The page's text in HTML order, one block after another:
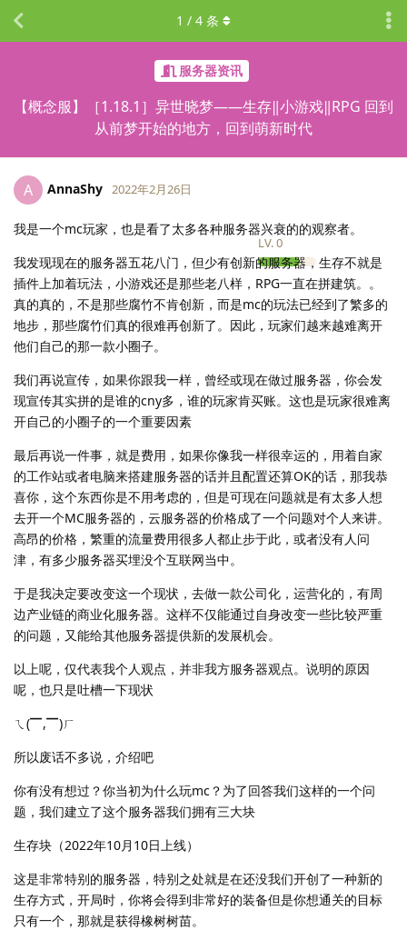
服务器资讯
【概念服】［1.18.1］异世晓梦——生存‖小游戏‖RPG 回到
从前梦开始的地方，回到萌新时代
1 / 4 条
A AnnaShy
LV.0
2022年2月26日
我是一个mc玩家，也是看了太多各种服务器兴衰的的观察者。
我发现现在的服务器五花八门，但少有创新的服务器，生存不就是
插件上加着玩法，小游戏还是那些老八样，RPG一直在拼建筑。。
真的真的，不是那些腐竹不肯创新，而是mc的玩法已经到了繁多的
地步，那些腐竹们真的很难再创新了。因此，玩家们越来越难离开
他们自己的那一款小圈子。
我们再说宣传，如果你跟我一样，曾经或现在做过服务器，你会发
现宣传其实拼的是谁的cny多，谁的玩家肯买账。这也是玩家很难离
开自己的小圈子的一个重要因素
最后再说一件事，就是费用，如果你像我一样很幸运的，用着自家
的工作站或者电脑来搭建服务器的话并且配置还算OK的话，那我恭
喜你，这个东西你是不用考虑的，但是可现在问题就是有太多人想
去开一个MC服务器的，云服务器的价格成了一个问题对个人来讲。
高昂的价格，繁重的流量费用很多人都止步于此，或者没有人问
津，有多少服务器买埋没个互联网当中。
于是我决定要改变这一个现状，去做一款公司化，运营化的，有周
边产业链的商业化服务器。这样不仅能通过自身改变一些比较严重
的问题，又能给其他服务器提供新的发展机会。
以上呢，仅代表我个人观点，并非我方服务器观点。说明的原因
呢，也只是吐槽一下现状
ㄟ(▔,▔)ㄏ
所以废话不多说，介绍吧
你有没有想过？你当初为什么玩mc？为了回答我们这样的一个问
题，我们建立了这个服务器我们拥有三大块
生存块（2022年10月10日上线）
这是非常特别的服务器，特别之处就是在还没我们开创了一种新的
生存方式，开局时，你将会得到非常好的装备但是你想通关的目标
只有一个，那就是获得橡树树苗。